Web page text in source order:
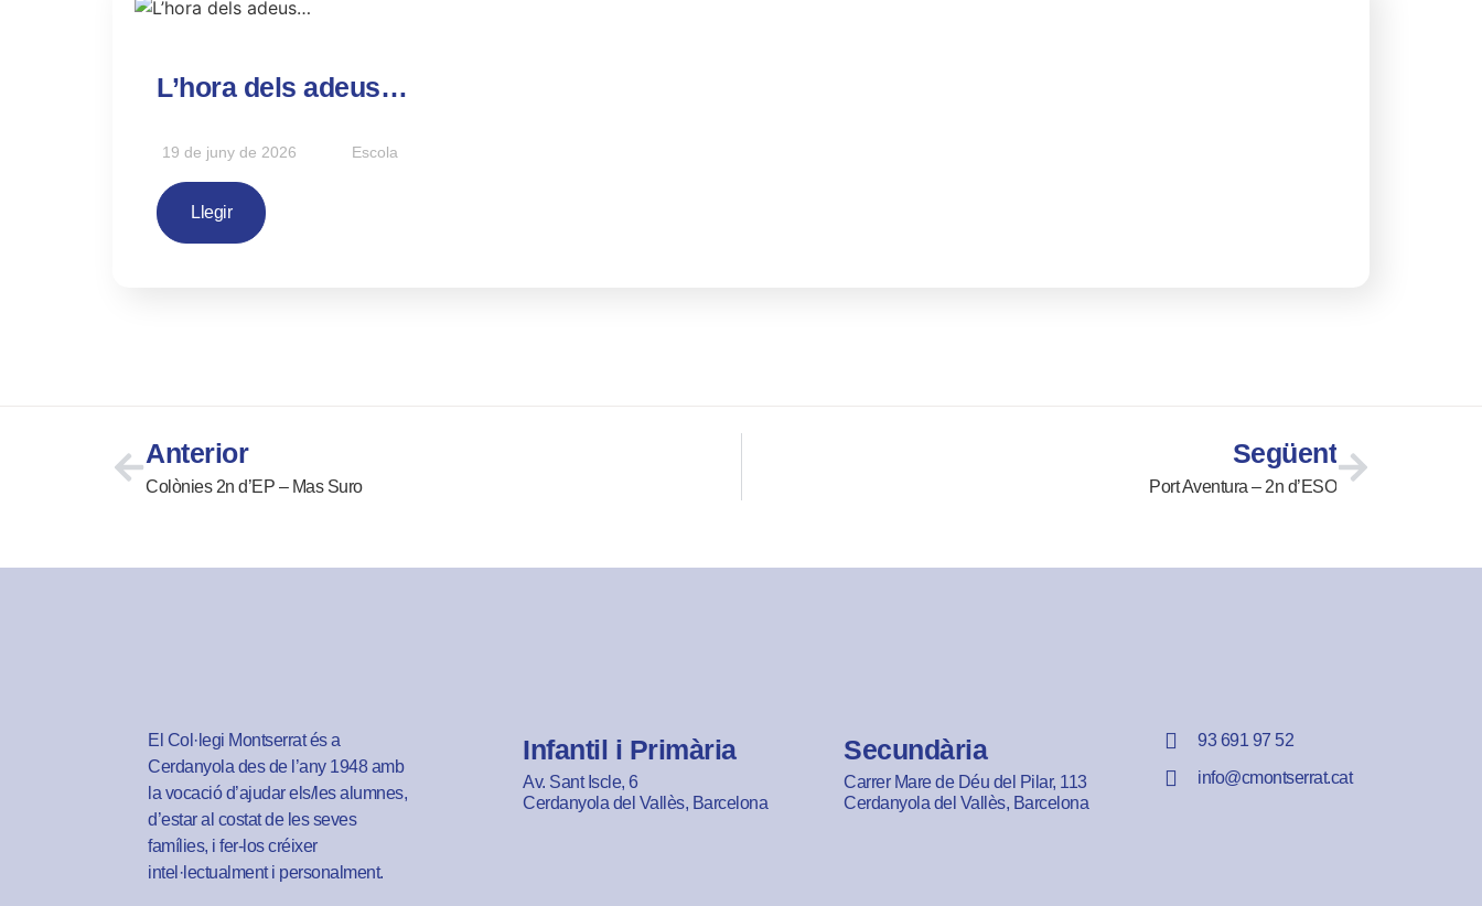
L’hora dels adeus…
19 de juny de 2026 Escola
Llegir
Anterior
Colònies 2n d’EP – Mas Suro
Següent
Port Aventura – 2n d’ESO
El Col·legi Montserrat és a
Cerdanyola des de l’any 1948 amb
la vocació d’ajudar els/les alumnes,
d’estar al costat de les seves
famílies, i fer-los créixer
intel·lectualment i personalment.
Infantil i Primària
Av. Sant Iscle, 6
Cerdanyola del Vallès, Barcelona
Secundària
Carrer Mare de Déu del Pilar, 113
Cerdanyola del Vallès, Barcelona
93 691 97 52
info@cmontserrat.cat